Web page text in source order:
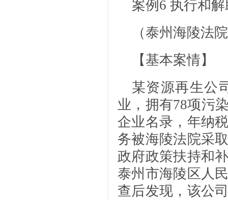
案例6 执行和
（泰州海陵法
【基本案情】
某资源再生公
业，拥有78项污
企业名录，年纳
务被海陵法院采
政府政策扶持和
泰州市海陵区人
查后发现，该公